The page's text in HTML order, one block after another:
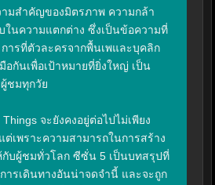
มสำคัญของมิตรภาพ ความกล้า
ในความแตกต่าง ซึ่งเป็นข้อความที่
ารที่ตัวละครจากพื้นเพและบุคลิก
อกันเพื่อเป้าหมายที่ยิ่งใหญ่ เป็น
ชมทุกวัย
จะยังคงอยู่ต่อไปไม่เพียง
ต่เพราะความสามารถในการสร้าง
บผู้ชมทั่วโลก ซีซั่น 5 เป็นบทสรุปที่
รเดินทางอันน่าจดจำนี้ และจะถูก